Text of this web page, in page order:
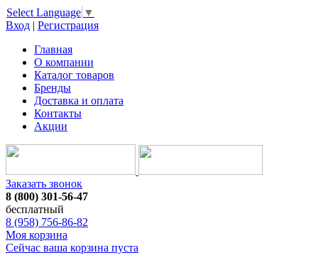
Select Language ▼
Вход | Регистрация
Главная
О компании
Каталог товаров
Бренды
Доставка и оплата
Контакты
Акции
Заказать звонок
8 (800) 301-56-47
бесплатный
8 (958) 756-86-82
Моя корзина
Сейчас ваша корзина пуста